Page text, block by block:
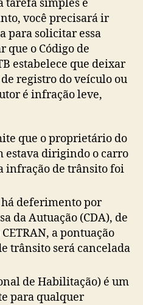
tarefa simples e
você precisará ir
para solicitar essa
que o Código de
estabelece que deixar
registro do veículo ou
é infração leve,
que o proprietário do
dirigindo o carro
infração de trânsito foi
há deferimento por
da Autuação (CDA), de
a pontuação
trânsito será cancelada
de Habilitação) é um
para qualquer